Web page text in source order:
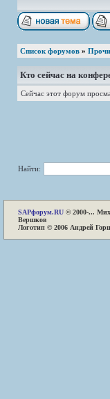
Список форумов »
Кто сейчас на
Сейчас этот форум
Найти:
SAPфорум.RU © 2000-...
Вершков
Логотип © 2006 Андрей